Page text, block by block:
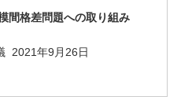
間格差問題への取り組み
2021年9月26日